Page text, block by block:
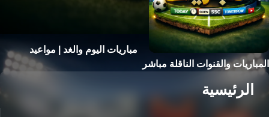
مباريات اليوم والغد | مواعيد
المباريات والقنوات الناقلة مباشر
الرئيسية